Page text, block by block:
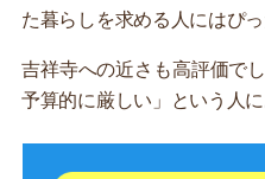
た暮らしを求める人にはぴっ
吉祥寺への近さも高評価で
予算的に厳しい」という人に